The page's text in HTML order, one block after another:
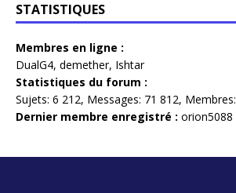
STATISTIQUES
Membres en ligne :
DualG4, demether, Ishtar
Statistiques du forum :
Sujets: 6 212, Messages: 71 812, Membres:
Dernier membre enregistré : orion5088